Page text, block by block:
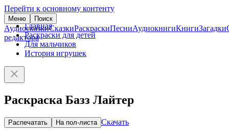
Перейти к основному контенту
Меню Поиск
АудиосказкиСказкиРаскраскиПесниАудиокнигиКнигиЗагадки
редактора
Главная
Раскраски для детей
Для мальчиков
История игрушек
Раскраска Базз Лайтер
Распечатать На пол-листа Скачать